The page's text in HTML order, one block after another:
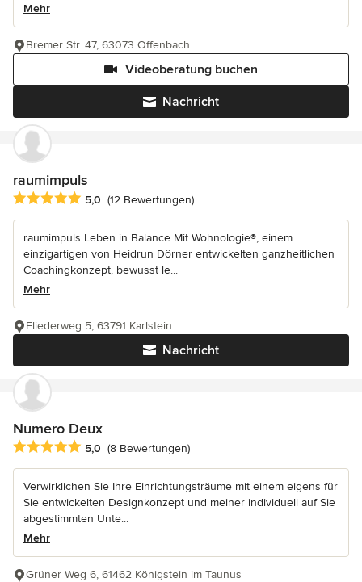
Mehr
Nachricht
Videoberatung buchen
Bremer Str. 47, 63073 Offenbach
raumimpuls
Durchschnittliche Bewertung: 5 von 5 Sternen
5,0 (12 Bewertungen)
raumimpuls Leben in Balance Mit Wohnologie®, einem
einzigartigen von Heidrun Dörner entwickelten ganzheitlichen
Coachingkonzept, bewusst le...
Mehr
Nachricht
Fliederweg 5, 63791 Karlstein
Numero Deux
Durchschnittliche Bewertung: 5 von 5 Sternen
5,0 (8 Bewertungen)
Verwirklichen Sie Ihre Einrichtungsträume mit einem eigens für
Sie entwickelten Designkonzept und meiner individuell auf Sie
abgestimmten Unte...
Mehr
Grüner Weg 6, 61462 Königstein im Taunus